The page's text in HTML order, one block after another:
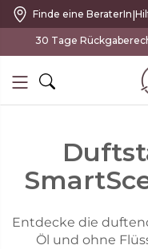
Finde eine BeraterIn|
Entdecke die
Öl und ohne